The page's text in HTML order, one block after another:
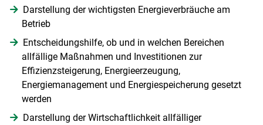
Darstellung der wichtigsten Energieverbräuche am
Betrieb
Entscheidungshilfe, ob und in welchen Bereichen
allfällige Maßnahmen und Investitionen zur
Effizienzsteigerung, Energieerzeugung,
Energiemanagement und Energiespeicherung gesetzt
werden
Darstellung der Wirtschaftlichkeit allfälliger